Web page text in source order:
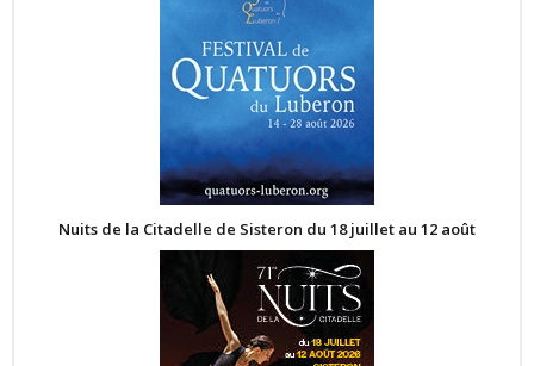
Nuits de la Citadelle de Sisteron du 18 juillet au 12 août